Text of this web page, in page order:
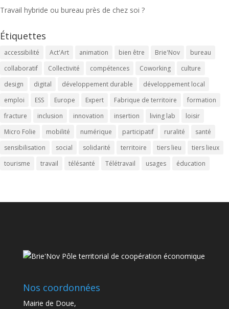
Travail hybride ou bureau près de chez soi ?
Étiquettes
accessibilité Act'Art animation bien être Brie'Nov
bureau
collaboratif
Collectivité compétences Coworking
culture
design
digital développement durable
développement local
emploi
ESS Europe Expert Fabrique de territoire
formation
fracture
inclusion innovation insertion living lab
loisir
Micro Folie
mobilité numérique participatif ruralité
santé
sensibilisation
social solidarité territoire tiers lieu
tiers lieux
tourisme
travail télésanté Télétravail usages éducation
Nos coordonnées
Mairie de Doue,